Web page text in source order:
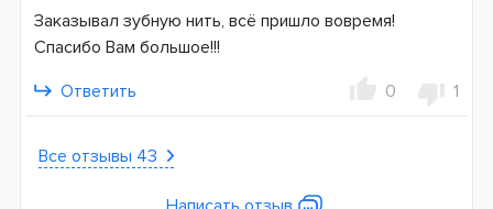
Заказывал зубную нить, всё пришло вовремя!
Спасибо Вам большое!!!
Ответить
0 1
Все отзывы 43